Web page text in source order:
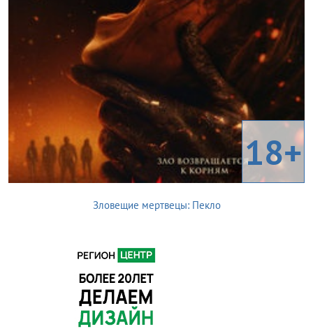
18+
Зловещие мертвецы: Пекло